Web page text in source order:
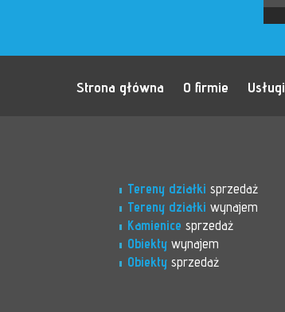
Strona główna O firmie Usługi
Tereny działki sprzedaż
Tereny działki wynajem
Kamienice sprzedaż
Obiekty wynajem
Obiekty sprzedaż